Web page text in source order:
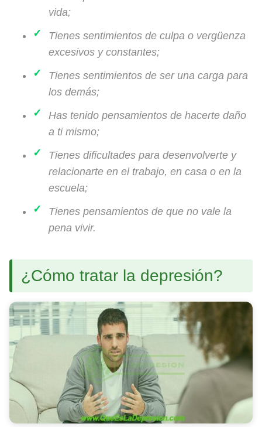
vida;
Tienes sentimientos de culpa o vergüenza
excesivos y constantes;
Tienes sentimientos de ser una carga para
los demás;
Has tenido pensamientos de hacerte daño
a ti mismo;
Tienes dificultades para desenvolverte y
relacionarte en el trabajo, en casa o en la
escuela;
Tienes pensamientos de que no vale la
pena vivir.
¿Cómo tratar la depresión?